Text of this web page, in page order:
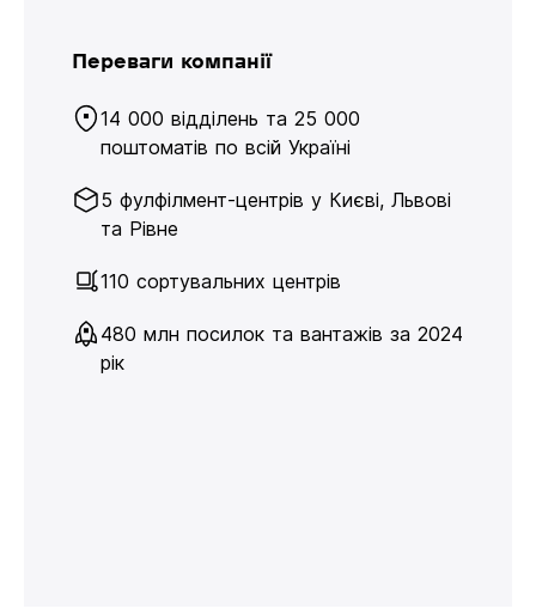
Переваги компанії
14 000 відділень та 25 000
поштоматів по всій Україні
5 фулфілмент-центрів у Києві, Львові
та Рівне
110 сортувальних центрів
480 млн посилок та вантажів за 2024
рік